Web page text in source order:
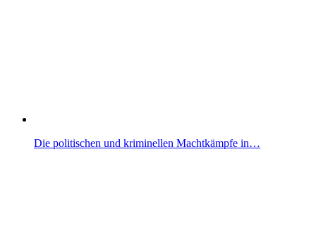
Die politischen und kriminellen Machtkämpfe in…